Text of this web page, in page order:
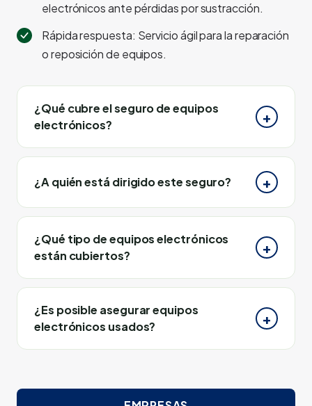
electrónicos ante pérdidas por sustracción.
Rápida respuesta: Servicio ágil para la reparación
o reposición de equipos.
¿Qué cubre el seguro de equipos
electrónicos?
¿A quién está dirigido este seguro?
¿Qué tipo de equipos electrónicos
están cubiertos?
¿Es posible asegurar equipos
electrónicos usados?